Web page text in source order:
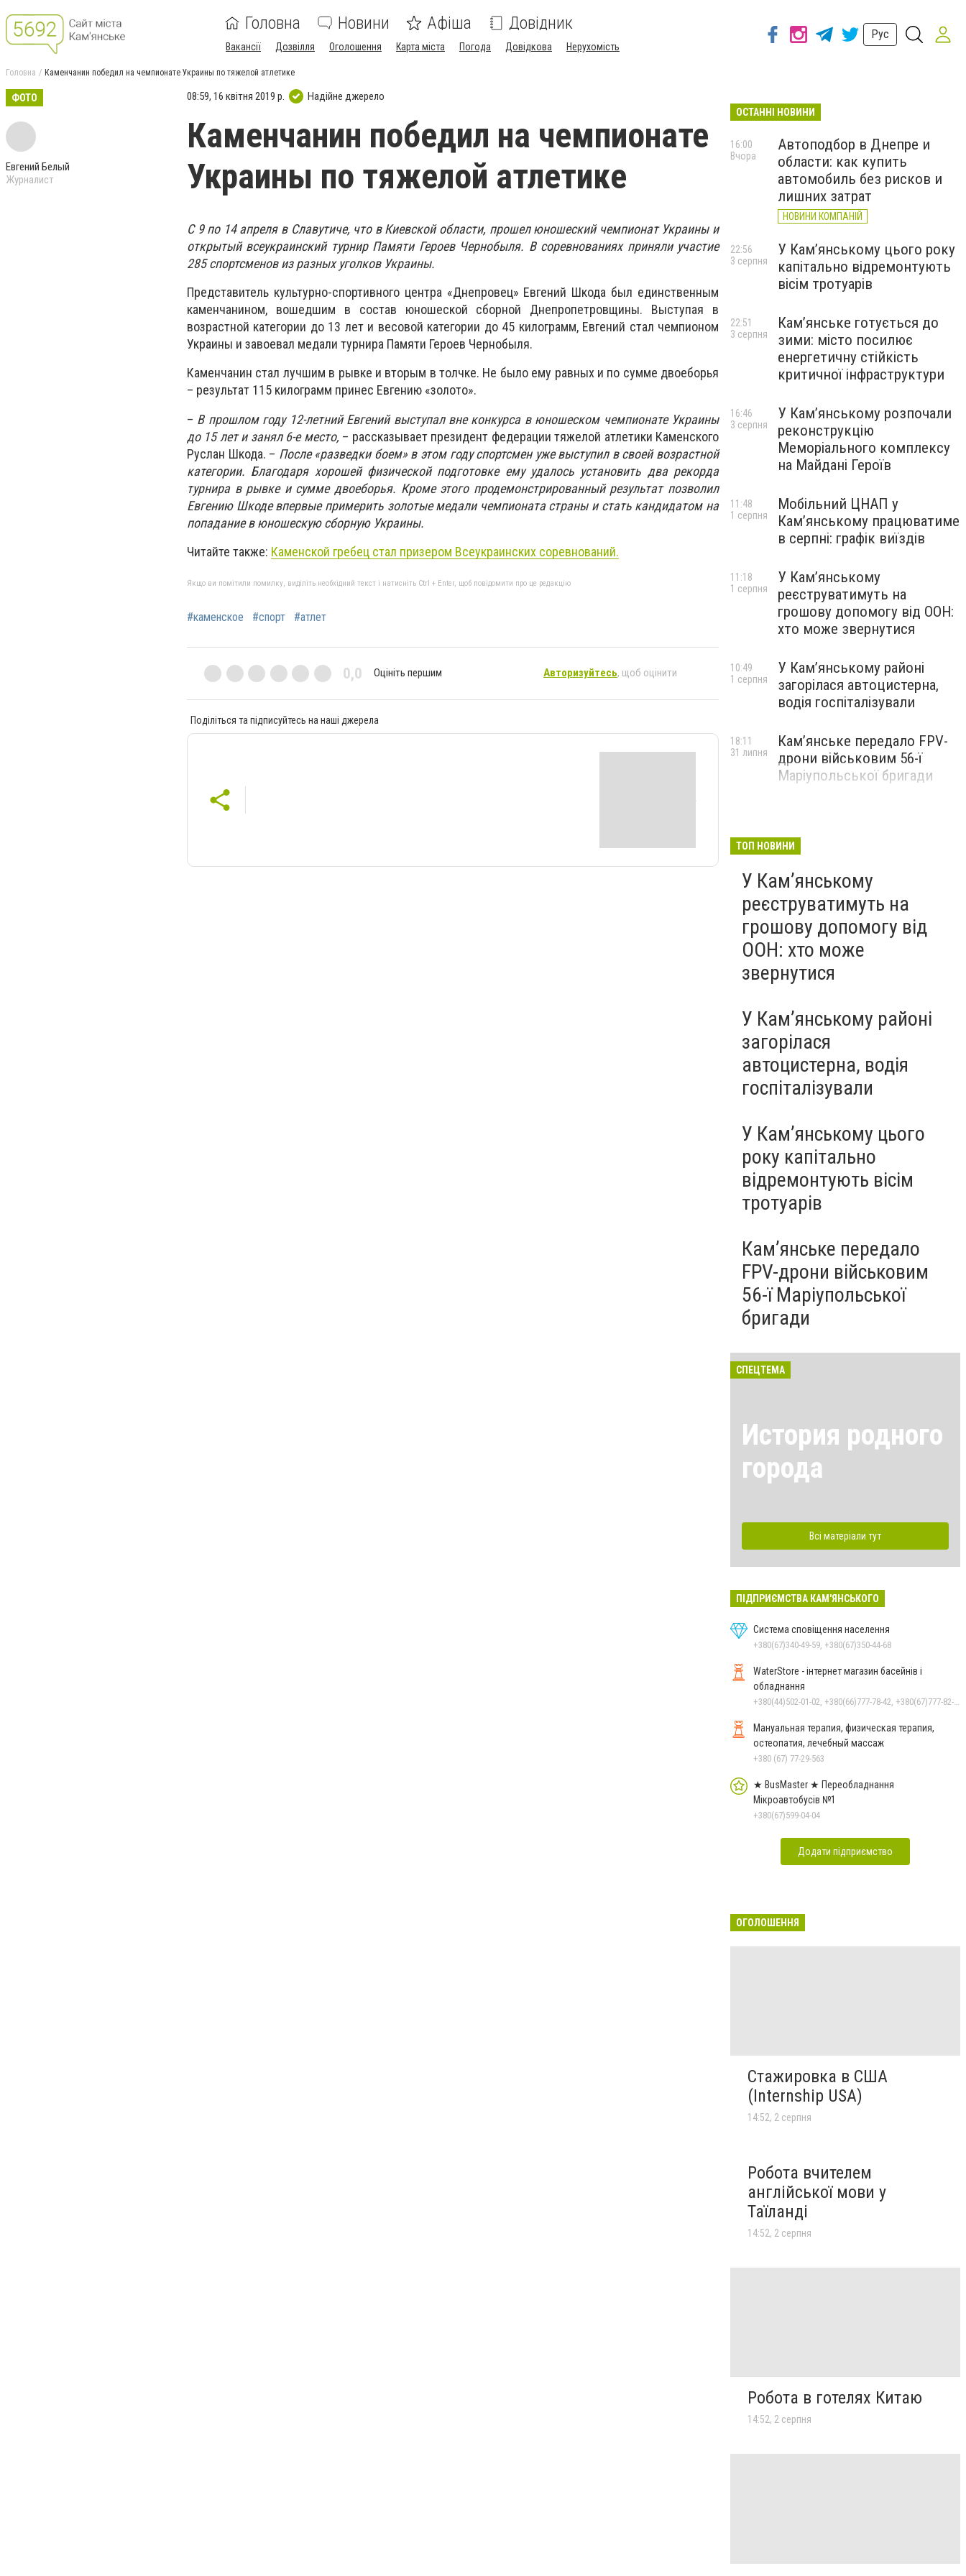
Головна Новини Афіша Довідник
Вакансії Дозвілля Оголошення Карта міста Погода Довідкова Нерухомість
Рус
Головна Каменчанин победил на чемпионате Украины по тяжелой атлетике
ФОТО
Евгений Белый
Журналист
08:59, 16 квітня 2019 р. Надійне джерело
Каменчанин победил на чемпионате
Украины по тяжелой атлетике
С 9 по 14 апреля в Славутиче, что в Киевской области, прошел юношеский чемпионат Украины и
открытый всеукраинский турнир Памяти Героев Чернобыля. В соревнованиях приняли участие
285 спортсменов из разных уголков Украины.
Представитель культурно-спортивного центра «Днепровец» Евгений Шкода был единственным
каменчанином, вошедшим в состав юношеской сборной Днепропетровщины. Выступая в
возрастной категории до 13 лет и весовой категории до 45 килограмм, Евгений стал чемпионом
Украины и завоевал медали турнира Памяти Героев Чернобыля.
Каменчанин стал лучшим в рывке и вторым в толчке. Не было ему равных и по сумме двоеборья
– результат 115 килограмм принес Евгению «золото».
– В прошлом году 12-летний Евгений выступал вне конкурса в юношеском чемпионате Украины
до 15 лет и занял 6-е место, – рассказывает президент федерации тяжелой атлетики Каменского
Руслан Шкода. – После «разведки боем» в этом году спортсмен уже выступил в своей возрастной
категории. Благодаря хорошей физической подготовке ему удалось установить два рекорда
турнира в рывке и сумме двоеборья. Кроме этого продемонстрированный результат позволил
Евгению Шкоде впервые примерить золотые медали чемпионата страны и стать кандидатом на
попадание в юношескую сборную Украины.
Читайте также: Каменской гребец стал призером Всеукраинских соревнований.
Якщо ви помітили помилку, виділіть необхідний текст і натисніть Ctrl + Enter, щоб повідомити про це редакцію
#каменское #спорт #атлет
0,0 Оцініть першим Авторизуйтесь, щоб оцінити
Поділіться та підписуйтесь на наші джерела
ОСТАННІ НОВИНИ
Автоподбор в Днепре и
области: как купить
автомобиль без рисков и
лишних затрат
НОВИНИ КОМПАНІЙ
16:00
Вчора
У Кам’янському цього року
капітально відремонтують
вісім тротуарів
22:56
3 серпня
Кам’янське готується до
зими: місто посилює
енергетичну стійкість
критичної інфраструктури
22:51
3 серпня
У Кам’янському розпочали
реконструкцію
Меморіального комплексу
на Майдані Героїв
16:46
3 серпня
Мобільний ЦНАП у
Кам’янському працюватиме
в серпні: графік виїздів
11:48
1 серпня
У Кам’янському
реєструватимуть на
грошову допомогу від ООН:
хто може звернутися
11:18
1 серпня
У Кам’янському районі
загорілася автоцистерна,
водія госпіталізували
10:49
1 серпня
Кам’янське передало FPV-
дрони військовим 56-ї
Маріупольської бригади
18:11
31 липня
ТОП НОВИНИ
У Кам’янському
реєструватимуть на
грошову допомогу від
ООН: хто може
звернутися
У Кам’янському районі
загорілася
автоцистерна, водія
госпіталізували
У Кам’янському цього
року капітально
відремонтують вісім
тротуарів
Кам’янське передало
FPV-дрони військовим
56-ї Маріупольської
бригади
СПЕЦТЕМА
История родного
города
Всі матеріали тут
ПІДПРИЄМСТВА КАМ'ЯНСЬКОГО
Система сповіщення населення
+380(67)340-49-59, +380(67)350-44-68
WaterStore - інтернет магазин басейнів і
обладнання
Мануальная терапия, физическая терапия,
остеопатия, лечебный массаж
+380 (67) 77-29-563
★ BusMaster ★ Переобладнання
Мікроавтобусів №1
+380(67)599-04-04
Додати підприємство
ОГОЛОШЕННЯ
Стажировка в США
(Internship USA)
14:52, 2 серпня
Робота вчителем
англійської мови у
Таїланді
14:52, 2 серпня
Робота в готелях Китаю
14:52, 2 серпня